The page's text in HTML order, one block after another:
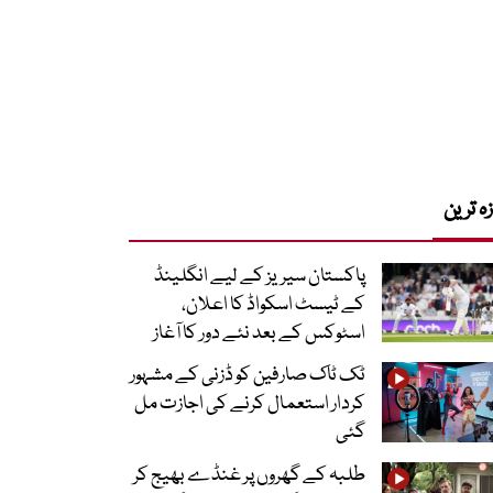
ترین
پاکستان سیریز کے لیے انگلینڈ
کے ٹیسٹ اسکواڈ کا اعلان،
اسٹوکس کے بعد نئے دور کا آغاز
ٹک ٹاک صارفین کو ڈزنی کے مشہور
کردار استعمال کرنے کی اجازت مل
گئی
طلبہ کے گھروں پر غنڈے بھیج کر